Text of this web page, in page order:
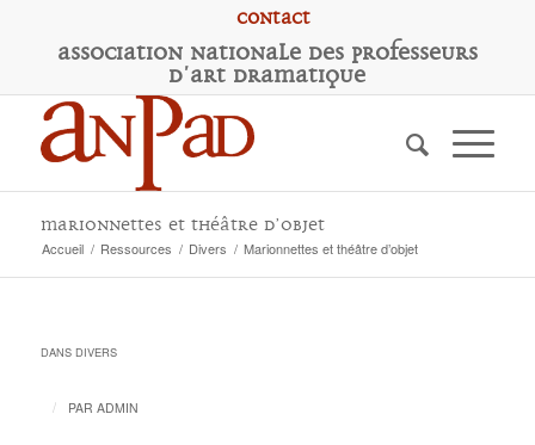
Contact
Association Nationale des Professeurs
d'Art Dramatique
Marionnettes et théâtre d’objet
Accueil / Ressources / Divers / Marionnettes et théâtre d’objet
DANS DIVERS
/ PAR ADMIN